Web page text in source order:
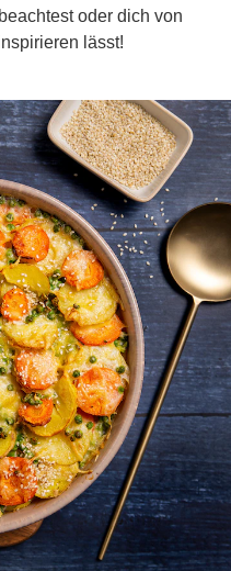
oder dich von
lässt!